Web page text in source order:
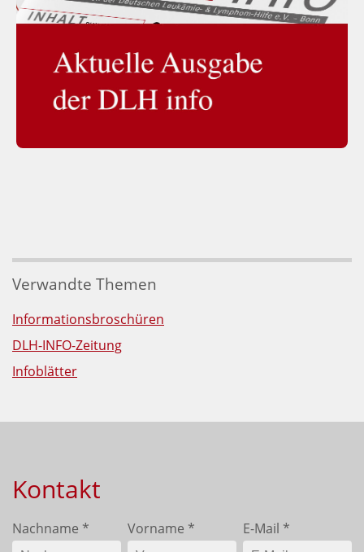
Verwandte Themen
Informationsbroschüren
DLH-INFO-Zeitung
Infoblätter
Kontakt
Nachname * Vorname * E-Mail *